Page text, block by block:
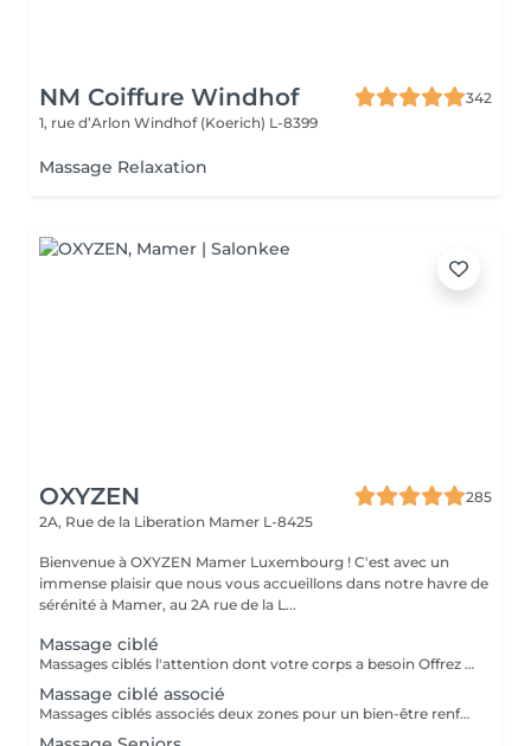
NM Coiffure Windhof
342
1, rue d’Arlon Windhof (Koerich) L-8399
Massage Relaxation
OXYZEN
285
2A, Rue de la Liberation Mamer L-8425
Bienvenue à OXYZEN Mamer Luxembourg ! C'est avec un
immense plaisir que nous vous accueillons dans notre havre de
sérénité à Mamer, au 2A rue de la L...
Massage ciblé
Massages ciblés l'attention dont votre corps a besoin Offrez à une zone précise de votre corps un moment de bien-être sur mesure. Selon vos besoins, choisissez un massage du dos pour relâcher les tensions, du ventre pour retrouver confort, du crâne ou du visage pour apaiser le mental, des mains pour une détente subtile, ou optez pour la réflexologie plantaire afin de rééquilibrer l'ensemble du corps. Ces massages ciblés permettent de s'évader du quotidien et d'accéder à une relaxation profonde, où le temps semble s'arrêter. Idéal aussi comme idée cadeau personnalisée. Déconseillé aux femmes enceintes. Pour en savoir plus, cliquez ici : https://www.oxyzen.lu/massages/massages-cibles.html Avertissement : Nos soins sont dédiés au bien-être et à la relaxation. Ils ne remplacent pas un suivi médical et ne relèvent pas de la kinésithérapie.
Massage ciblé associé
Massages ciblés associés deux zones pour un bien-être renforcé Offrez à votre corps une attention personnalisée en choisissant deux zones à combiner parmi : le dos pour relâcher les tensions, le ventre pour retrouver confort, le crâne ou le visage pour apaiser le mental, les mains pour une détente subtile, ou encore la réflexologie plantaire pour rééquilibrer l'ensemble du corps. Ce soin associe précision et profondeur pour une détente globale, un moment d'évasion où le stress disparaît et où le temps semble s'arrêter. Parfait aussi comme idée cadeau sur mesure. Déconseillé aux femmes enceintes. Pour en savoir plus, cliquez ici : https://www.oxyzen.lu Avertissement : Nos soins sont dédiés au bien-être et à la relaxation. Ils ne remplacent pas un suivi médical et ne relèvent pas de la kinésithérapie.